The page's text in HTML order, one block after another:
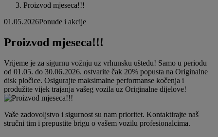
Proizvod mjeseca!!!
01.05.2026Ponude i akcije
Proizvod mjeseca!!!
Vrijeme je za sigurnu vožnju uz vrhunsku uštedu! Samo u periodu
od 01.05. do 30.06.2026. ostvarite čak 20% popusta na Originalne
disk pločice. Osigurajte maksimalne performanse kočenja i
produžite vijek trajanja vašeg vozila uz Originalne dijelove!
Vaše zadovoljstvo i sigurnost su nam prioritet. Kontaktirajte naš
stručni tim i prepustite brigu o vašem vozilu profesionalcima.